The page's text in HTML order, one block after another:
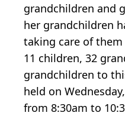
grandchildren and
her grandchildren
taking care of
11 children, 32
grandchildren to
held on
from 8:30am to